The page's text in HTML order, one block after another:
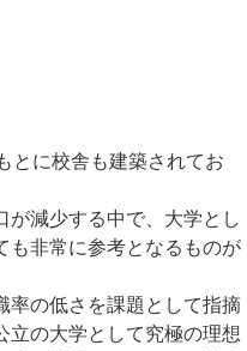
とに校舎も建築されてお
が減少する中で、大学とし
も非常に参考となるものが
率の低さを課題として指摘
立の大学として究極の理想